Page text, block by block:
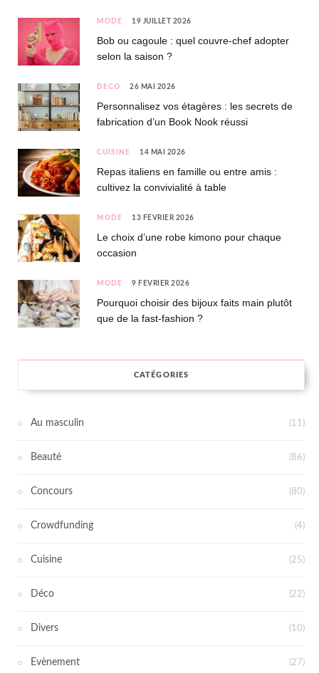
MODE 19 JUILLET 2026
Bob ou cagoule : quel couvre-chef adopter
selon la saison ?
DÉCO 26 MAI 2026
Personnalisez vos étagères : les secrets de
fabrication d’un Book Nook réussi
CUISINE 14 MAI 2026
Repas italiens en famille ou entre amis :
cultivez la convivialité à table
MODE 13 FÉVRIER 2026
Le choix d’une robe kimono pour chaque
occasion
MODE 9 FÉVRIER 2026
Pourquoi choisir des bijoux faits main plutôt
que de la fast-fashion ?
CATÉGORIES
Au masculin (11)
Beauté (86)
Concours (80)
Crowdfunding (4)
Cuisine (25)
Déco (22)
Divers (10)
Evènement (27)